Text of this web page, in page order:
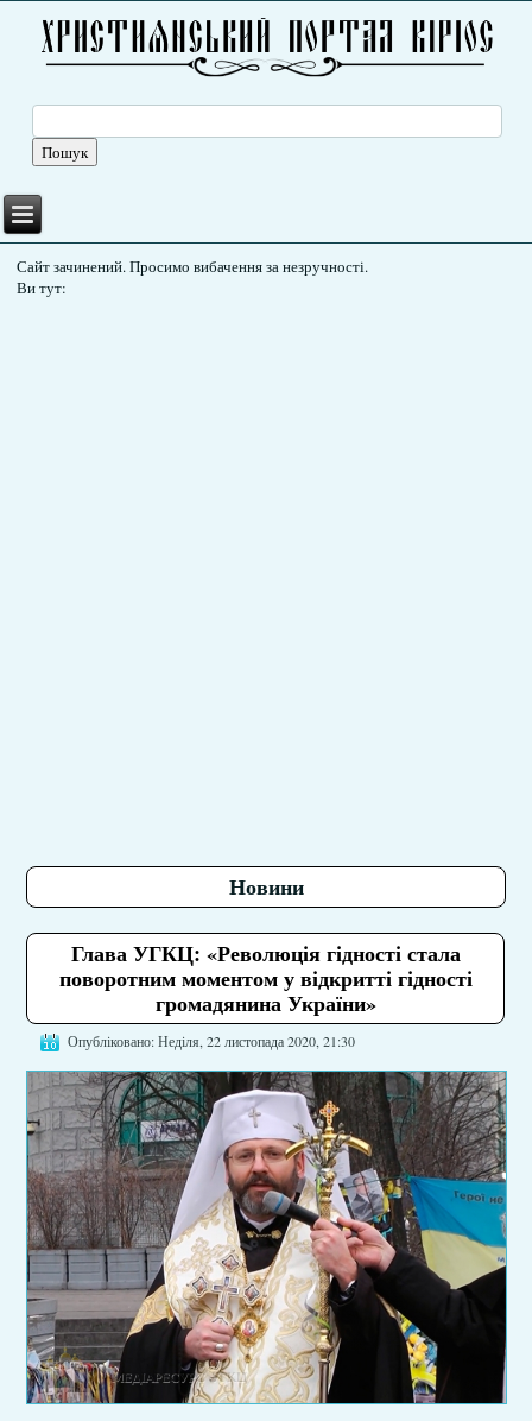
Сайт зачинений. Просимо вибачення за незручності.
Ви тут:
Новини
Глава УГКЦ: «Революція гідності стала
поворотним моментом у відкритті гідності
громадянина України»
Опубліковано: Неділя, 22 листопада 2020, 21:30